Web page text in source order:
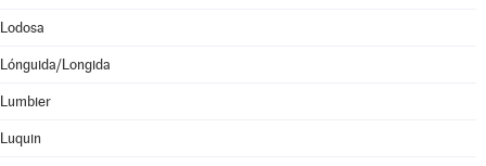
Lodosa
Lónguida/Longida
Lumbier
Luquin